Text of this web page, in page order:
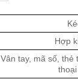
Hợp
Vân tay, mã số, thẻ